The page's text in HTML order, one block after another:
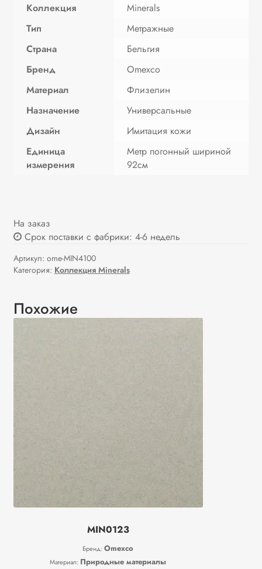
На заказ
Срок поставки с фабрики: 4-6 недель
Артикул: ome-MIN4100
Категория: Коллекция Minerals
Коллекция
Minerals
Тип
Метражные
Страна
Бельгия
Бренд
Omexco
Материал
Флизелин
Назначение
Универсальные
Дизайн
Имитация кожи
Единица
измерения
Метр погонный шириной
92см
Похожие
MIN0123
Бренд:Omexco
Материал: Природные материалы